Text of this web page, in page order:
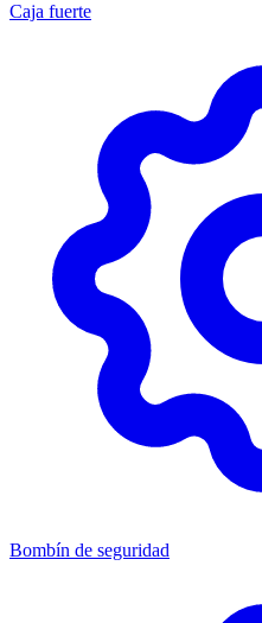
Caja fuerte
Bombín de seguridad